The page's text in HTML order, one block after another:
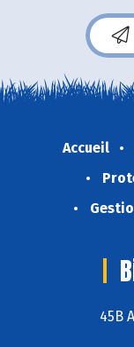
Accueil
45B